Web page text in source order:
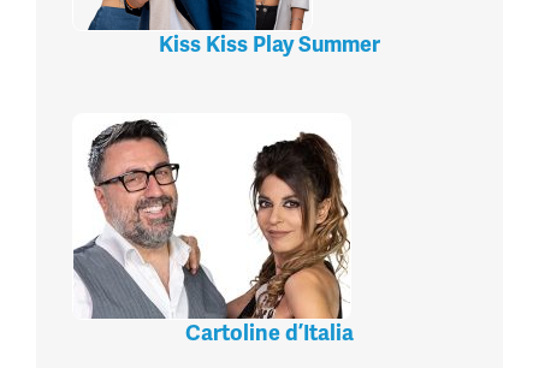
Kiss Kiss Play Summer
Cartoline d’Italia